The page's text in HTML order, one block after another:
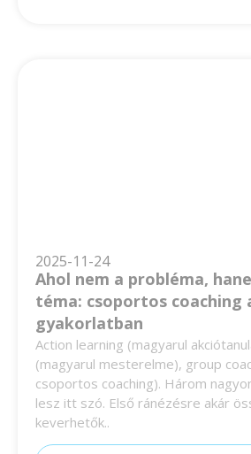
2025-11-24
Ahol nem a probléma,
téma: csoportos coaching
gyakorlatban
Action learning (magyarul
(magyarul mesterelme), group
csoportos coaching). Három
lesz itt szó. Első ránézésre akár
keverhetők..